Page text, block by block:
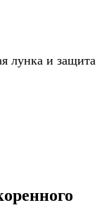
лунка и защита